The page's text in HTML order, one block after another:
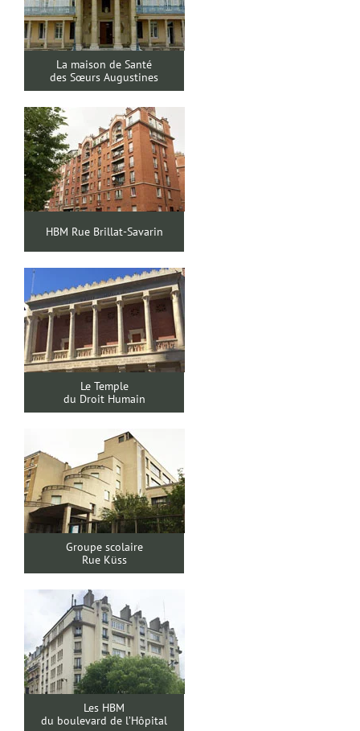
La maison de Santé
des Sœurs Augustines
HBM Rue Brillat-Savarin
Le Temple
du Droit Humain
Groupe scolaire
Rue Küss
Les HBM
du boulevard de l’Hôpital